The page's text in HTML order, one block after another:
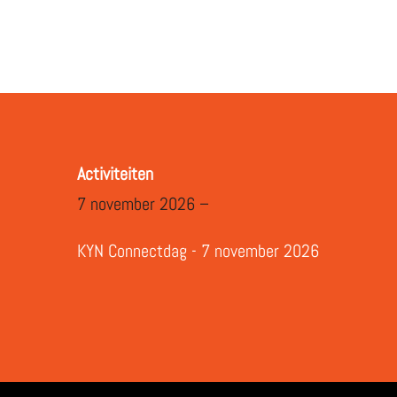
Activiteiten
7 november 2026 –
KYN Connectdag - 7 november 2026